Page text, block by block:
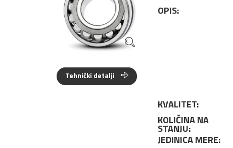
Tehnički detalji
OPIS:
KVALITET:
KOLIČINA NA
STANJU:
JEDINICA MERE: